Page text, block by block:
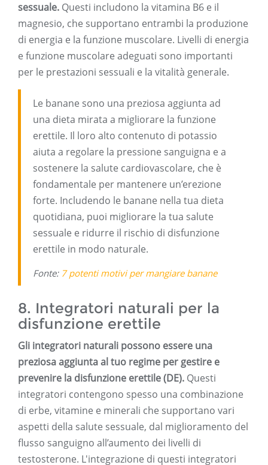
sessuale. Questi includono la vitamina B6 e il
magnesio, che supportano entrambi la produzione
di energia e la funzione muscolare. Livelli di energia
e funzione muscolare adeguati sono importanti
per le prestazioni sessuali e la vitalità generale.
Le banane sono una preziosa aggiunta ad
una dieta mirata a migliorare la funzione
erettile. Il loro alto contenuto di potassio
aiuta a regolare la pressione sanguigna e a
sostenere la salute cardiovascolare, che è
fondamentale per mantenere un’erezione
forte. Includendo le banane nella tua dieta
quotidiana, puoi migliorare la tua salute
sessuale e ridurre il rischio di disfunzione
erettile in modo naturale.
Fonte: 7 potenti motivi per mangiare banane
8. Integratori naturali per la
disfunzione erettile
Gli integratori naturali possono essere una
preziosa aggiunta al tuo regime per gestire e
prevenire la disfunzione erettile (DE). Questi
integratori contengono spesso una combinazione
di erbe, vitamine e minerali che supportano vari
aspetti della salute sessuale, dal miglioramento del
flusso sanguigno all’aumento dei livelli di
testosterone. L'integrazione di questi integratori